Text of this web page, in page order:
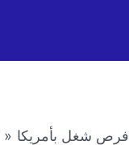
فرص شغل بأمريكا